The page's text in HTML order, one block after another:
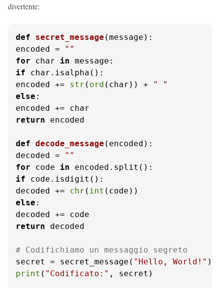
divertente:
def secret_message (message ):
encoded =
""
for char in
if char.isalpha():
encoded += str ( ord (char)) +
" "
else :
return encoded
def decode_message ( encoded ):
decoded =
""
for code in
if code.isdigit():
decoded += chr ( int
else :
return decoded
# Codifichiamo un messaggio segreto
secret = secret_message( "Hello, World!"
print ( "Codificato:" , secret)